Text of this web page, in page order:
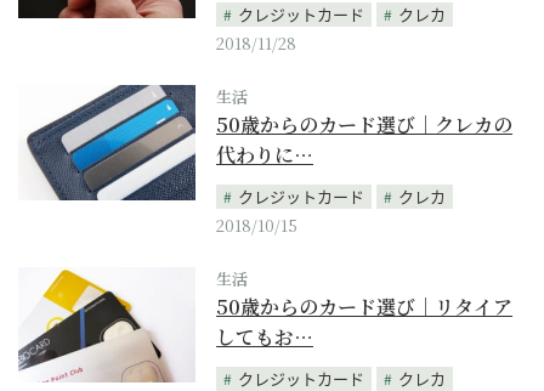
クレジットカード
クレカ
2018/11/28
生活
50歳からのカード選び｜クレカの
代わりに…
クレジットカード
クレカ
2018/10/15
生活
50歳からのカード選び｜リタイア
してもお…
クレジットカード
クレカ